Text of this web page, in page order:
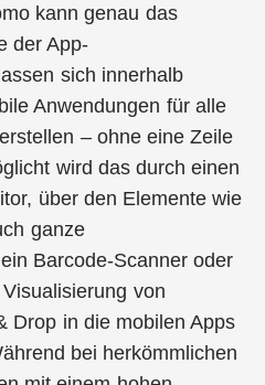
kann genau das
der App-
sich innerhalb
Anwendungen für alle
– ohne eine Zeile
wird das durch einen
über den Elemente wie
ganze
Barcode-Scanner oder
von
Drop in die mobilen Apps
bei herkömmlichen